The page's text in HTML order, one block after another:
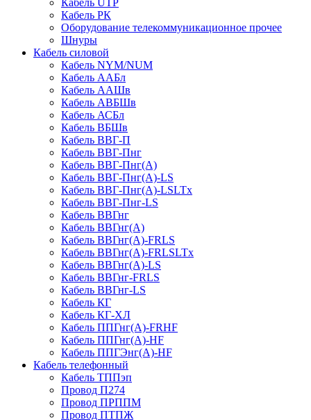
Кабель UTP
Кабель РК
Оборудование телекоммуникационное прочее
Шнуры
Кабель силовой
Кабель NYM/NUM
Кабель ААБл
Кабель ААШв
Кабель АВБШв
Кабель АСБл
Кабель ВБШв
Кабель ВВГ-П
Кабель ВВГ-Пнг
Кабель ВВГ-Пнг(А)
Кабель ВВГ-Пнг(А)-LS
Кабель ВВГ-Пнг(А)-LSLTx
Кабель ВВГ-Пнг-LS
Кабель ВВГнг
Кабель ВВГнг(А)
Кабель ВВГнг(А)-FRLS
Кабель ВВГнг(А)-FRLSLTx
Кабель ВВГнг(А)-LS
Кабель ВВГнг-FRLS
Кабель ВВГнг-LS
Кабель КГ
Кабель КГ-ХЛ
Кабель ППГнг(А)-FRHF
Кабель ППГнг(А)-HF
Кабель ППГЭнг(А)-HF
Кабель телефонный
Кабель ТППэп
Провод П274
Провод ПРППМ
Провод ПТПЖ